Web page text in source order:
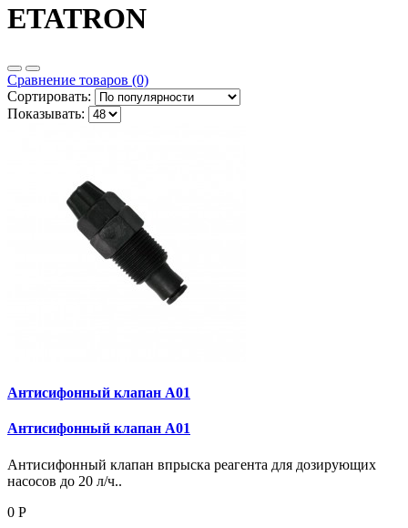
ETATRON
Сравнение товаров (0)
Сортировать:
Показывать:
Антисифонный клапан A01
Антисифонный клапан A01
Антисифонный клапан впрыска реагента для дозирующих
насосов до 20 л/ч..
0 Р